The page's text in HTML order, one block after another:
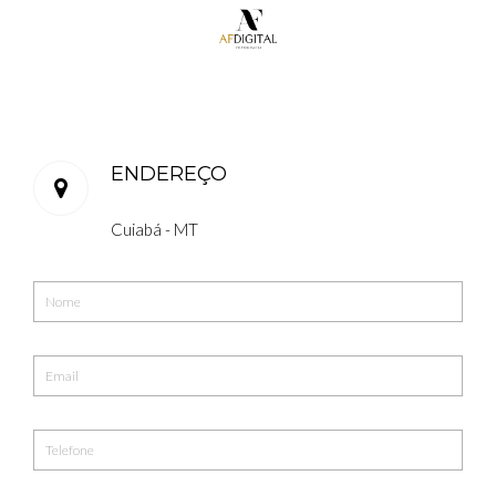
ENDEREÇO
Cuiabá - MT